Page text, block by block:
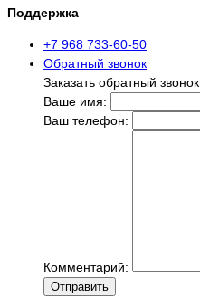
Поддержка
+7 968 733-60-50
Обратный звонок
Заказать обратный звонок
Ваше имя:
Ваш телефон:
Комментарий:
Отправить